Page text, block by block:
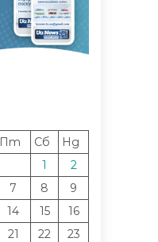
Пт Сб
Нд
1
2
7 8
9
14 15
16
21 22
23